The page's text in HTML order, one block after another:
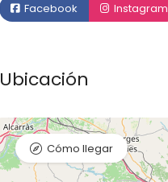
Facebook Instagram
Ubicación
Cómo llegar